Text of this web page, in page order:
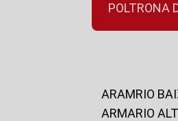
ARAMRIO
ARMARIO